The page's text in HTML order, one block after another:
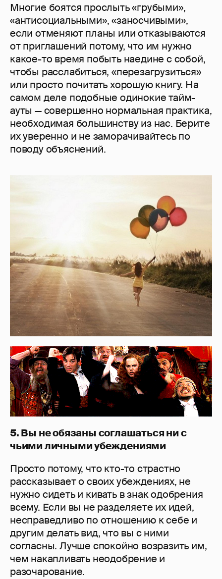
Многие боятся прослыть «грубыми»,
«антисоциальными», «заносчивыми»,
если отменяют планы или отказываются
от приглашений потому, что им нужно
какое-то время побыть наедине с собой,
чтобы расслабиться, «перезагрузиться»
или просто почитать хорошую книгу. На
самом деле подобные одинокие тайм-
ауты — совершенно нормальная практика,
необходимая большинству из нас. Берите
их уверенно и не заморачивайтесь по
поводу объяснений.
5. Вы не обязаны соглашаться ни с
чьими личными убеждениями
Просто потому, что кто-то страстно
рассказывает о своих убеждениях, не
нужно сидеть и кивать в знак одобрения
всему. Если вы не разделяете их идей,
несправедливо по отношению к себе и
другим делать вид, что вы с ними
согласны. Лучше спокойно возразить им,
чем накапливать неодобрение и
разочарование.